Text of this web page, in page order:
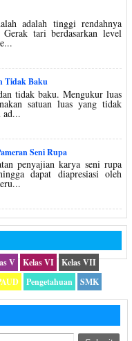
adalah tinggi rendahnya
tari berdasarkan level
Tidak Baku
tidak baku. Mengukur luas
satuan luas yang tidak
ad...
Seni Rupa
penyajian karya seni rupa
dapat diapresiasi oleh
V Kelas VI
Kelas VII
Pengetahuan SMK